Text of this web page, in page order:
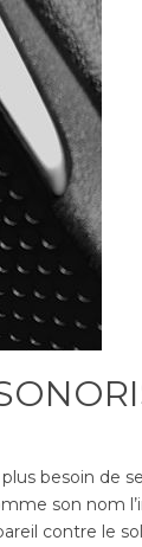
besoin de
son nom
contre le